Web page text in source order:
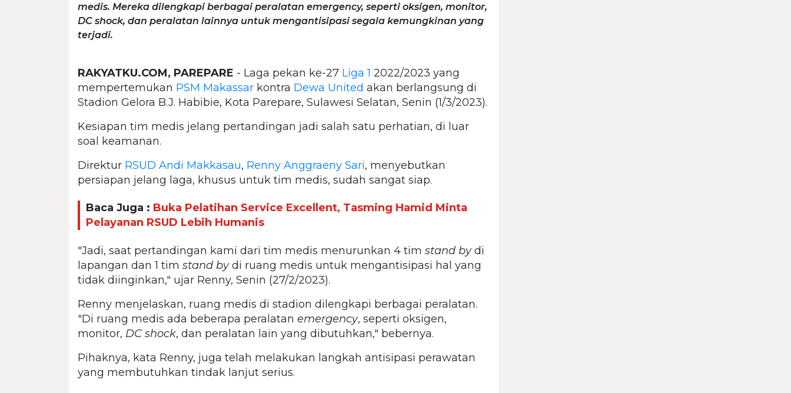
medis. Mereka dilengkapi berbagai peralatan emergency, seperti oksigen, monitor,
DC shock, dan peralatan lainnya untuk mengantisipasi segala kemungkinan yang
terjadi.
RAKYATKU.COM, PAREPARE - Laga pekan ke-27 Liga 1 2022/2023 yang
mempertemukan PSM Makassar kontra Dewa United akan berlangsung di
Stadion Gelora B.J. Habibie, Kota Parepare, Sulawesi Selatan, Senin (1/3/2023).
Kesiapan tim medis jelang pertandingan jadi salah satu perhatian, di luar
soal keamanan.
Direktur RSUD Andi Makkasau, Renny Anggraeny Sari, menyebutkan
persiapan jelang laga, khusus untuk tim medis, sudah sangat siap.
Baca Juga : Buka Pelatihan Service Excellent, Tasming Hamid Minta
Pelayanan RSUD Lebih Humanis
"Jadi, saat pertandingan kami dari tim medis menurunkan 4 tim stand bydi
lapangan dan 1 tim stand bydi ruang medis untuk mengantisipasi hal yang
tidak diinginkan," ujar Renny, Senin (27/2/2023).
Renny menjelaskan, ruang medis di stadion dilengkapi berbagai peralatan.
"Di ruang medis ada beberapa peralatan emergency, seperti oksigen,
monitor, DC shock, dan peralatan lain yang dibutuhkan," bebernya.
Pihaknya, kata Renny, juga telah melakukan langkah antisipasi perawatan
yang membutuhkan tindak lanjut serius.